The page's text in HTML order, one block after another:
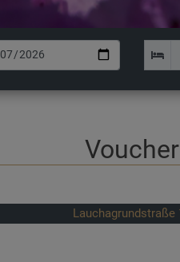
Voucher
Lauchagrundstraße